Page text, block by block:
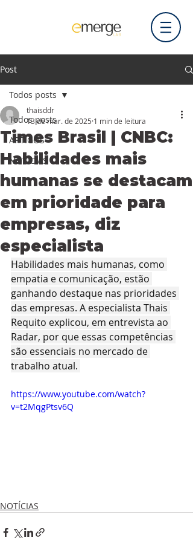
Post
Todos posts
ARTIGOS
NOTÍCIAS
Todos posts
Times Brasil | CNBC:
Habilidades mais
humanas se destacam
em prioridade para
empresas, diz
especialista
thaisddr
13 de mar. de 2025 1 min de leitura
Habilidades mais humanas, como
empatia e comunicação, estão
ganhando destaque nas prioridades
das empresas. A especialista Thais
Requito explicou, em entrevista ao
Radar, por que essas competências
são essenciais no mercado de
trabalho atual.
https://www.youtube.com/watch?
v=t2MqgPtsv6Q
NOTÍCIAS